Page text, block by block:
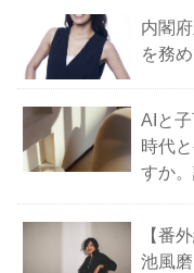
内閣
を務
AIと
時代
すか
【番
池風